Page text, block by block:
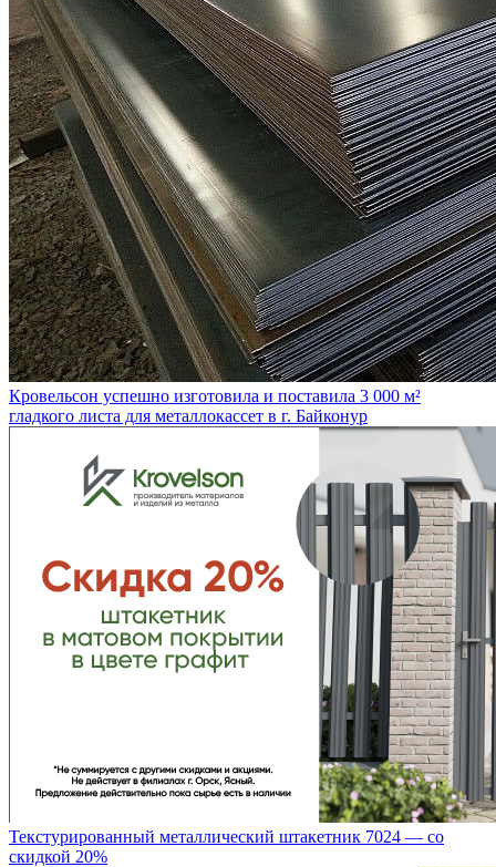
Кровельсон успешно изготовила и поставила 3 000 м²
гладкого листа для металлокассет в г. Байконур
Текстурированный металлический штакетник 7024 — со
скидкой 20%